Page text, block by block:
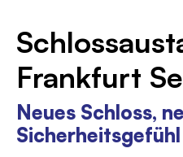
Frankfurt
Neues Schloss,
Sicherheitsgefühl